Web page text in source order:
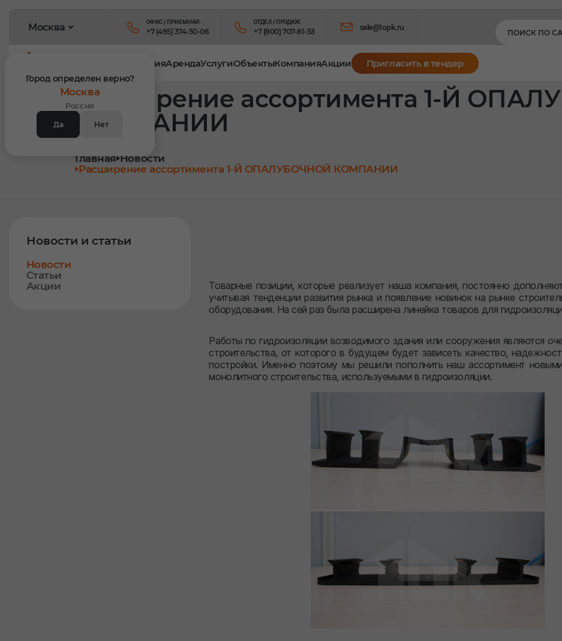
ОФИС / ПРИЕМНАЯ:
+7 (495) 374-50-06
ОТДЕЛ / ПРОДАЖ:
+7 (800) 707-81-53 sale@1opk.ru
Москва
Город определен верно?
Москва
Россия
Да Нет
ПродукцияАрендаУслугиОбъектыКомпанияАкции Пригласить в тендер
Расширение ассортимента 1-Й
КОМПАНИИ
Главная Новости
Расширение ассортимента 1-Й ОПАЛУБОЧНОЙ КОМПАНИИ
Новости и статьи
Новости
Статьи
Акции
Товарные позиции, которые реализует наша компания, постоянно
учитывая тенденции развития рынка и появление новинок на рынке
оборудования. На сей раз была расширена линейка товаров для
Работы по гидроизоляции возводимого здания или сооружения являются
строительства, от которого в будущем будет зависеть качество,
постройки. Именно поэтому мы решили пополнить наш ассортимент
монолитного строительства, используемыми в гидроизоляции.